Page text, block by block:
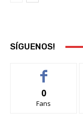
SÍGUENOS!
0
Fans